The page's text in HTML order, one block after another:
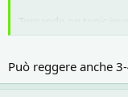
Tornando on topic
terra, e anche in vaso
terrazzo di casa ha
intenso per due
Può reggere anche